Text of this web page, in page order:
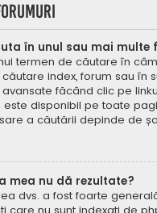
în unul sau mai multe
termen de căutare în
index, forum sau în
făcând clic pe
este disponibil pe toate
a căutării depinde de
mea nu dă rezultate?
dvs. a fost foarte
care nu sunt indexați de